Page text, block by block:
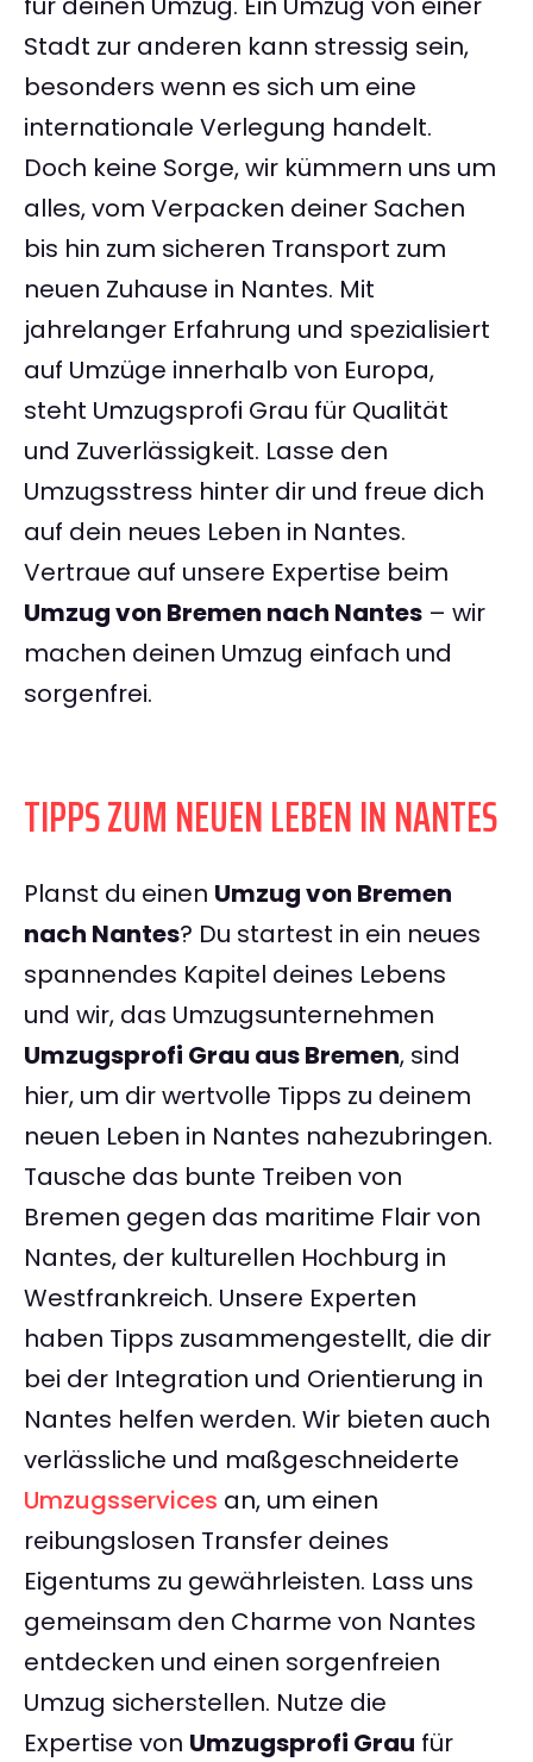
Stadt zur anderen kann stressig sein,
besonders wenn es sich um eine
internationale Verlegung handelt.
Doch keine Sorge, wir kümmern uns um
alles, vom Verpacken deiner Sachen
bis hin zum sicheren Transport zum
neuen Zuhause in Nantes. Mit
jahrelanger Erfahrung und spezialisiert
auf Umzüge innerhalb von Europa,
steht Umzugsprofi Grau für Qualität
und Zuverlässigkeit. Lasse den
Umzugsstress hinter dir und freue dich
auf dein neues Leben in Nantes.
Vertraue auf unsere Expertise beim
Umzug von Bremen nach Nantes – wir
machen deinen Umzug einfach und
sorgenfrei.
TIPPS ZUM NEUEN LEBEN IN NANTES
Planst du einen Umzug von Bremen
nach Nantes? Du startest in ein neues
spannendes Kapitel deines Lebens
und wir, das Umzugsunternehmen
Umzugsprofi Grau aus Bremen, sind
hier, um dir wertvolle Tipps zu deinem
neuen Leben in Nantes nahezubringen.
Tausche das bunte Treiben von
Bremen gegen das maritime Flair von
Nantes, der kulturellen Hochburg in
Westfrankreich. Unsere Experten
haben Tipps zusammengestellt, die dir
bei der Integration und Orientierung in
Nantes helfen werden. Wir bieten auch
verlässliche und maßgeschneiderte
Umzugsservices an, um einen
reibungslosen Transfer deines
Eigentums zu gewährleisten. Lass uns
gemeinsam den Charme von Nantes
entdecken und einen sorgenfreien
Umzug sicherstellen. Nutze die
Expertise von Umzugsprofi Grau für